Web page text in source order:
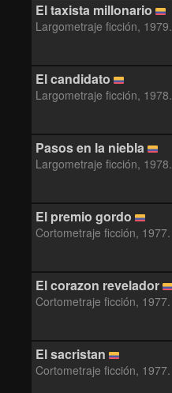
El taxista millonario
Largometraje ficción, 1979.
El candidato
Largometraje ficción, 1978.
Pasos en la niebla
Largometraje ficción, 1978.
El premio gordo
Cortometraje ficción, 1977.
El corazon revelador
Cortometraje ficción, 1977.
El sacristan
Cortometraje ficción, 1977.